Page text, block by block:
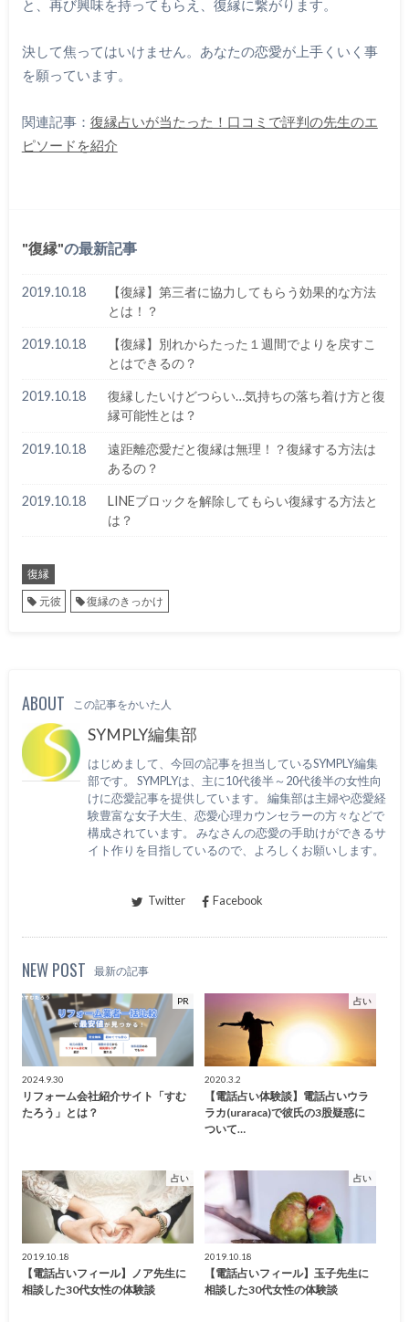
と、再び興味を持ってもらえ、復縁に繋がります。
決して焦ってはいけません。あなたの恋愛が上手くいく事
を願っています。
関連記事： 復縁占いが当たった！口コミで評判の先生のエ
ピソードを紹介
復縁 の最新記事
2019.10.18
【復縁】第三者に協力してもらう効果的な方法
とは！？
2019.10.18
【復縁】別れからたった１週間でよりを戻すこ
とはできるの？
2019.10.18
復縁したいけどつらい…気持ちの落ち着け方と復
縁可能性とは？
2019.10.18
遠距離恋愛だと復縁は無理！？復縁する方法は
あるの？
2019.10.18
LINEブロックを解除してもらい復縁する方法と
は？
復縁
元彼
復縁のきっかけ
ABOUT この記事をかいた人
SYMPLY編集部
はじめまして、今回の記事を担当しているSYMPLY編集
部です。 SYMPLYは、主に10代後半～20代後半の女性向
けに恋愛記事を提供しています。 編集部は主婦や恋愛経
験豊富な女子大生、恋愛心理カウンセラーの方々などで
構成されています。 みなさんの恋愛の手助けができるサ
イト作りを目指しているので、よろしくお願いします。
Twitter Facebook
NEW POST 最新の記事
PR
2024.9.30
リフォーム会社紹介サイト「すむ
たろう」とは？
占い
2020.3.2
【電話占い体験談】電話占いウラ
ラカ(uraraca)で彼氏の3股疑惑に
ついて…
占い
2019.10.18
【電話占いフィール】ノア先生に
相談した30代女性の体験談
占い
2019.10.18
【電話占いフィール】玉子先生に
相談した30代女性の体験談